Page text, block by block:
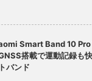
Smart Band 10 Pro
搭載で運動記録も
バンド